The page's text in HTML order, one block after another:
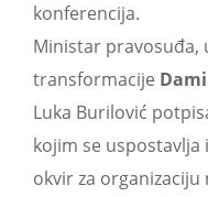
konferencija.
Ministar pravosuđa,
transformacije
Luka Burilović
kojim se
okvir za